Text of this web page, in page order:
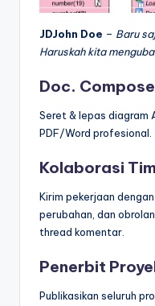
JDJohn Doe – Baru
Haruskah kita
Doc.
Seret & lepas diagram
PDF/Word profesional.
Kolaborasi Tim
Kirim pekerjaan
perubahan, dan
thread komentar.
Penerbit
Publikasikan seluruh